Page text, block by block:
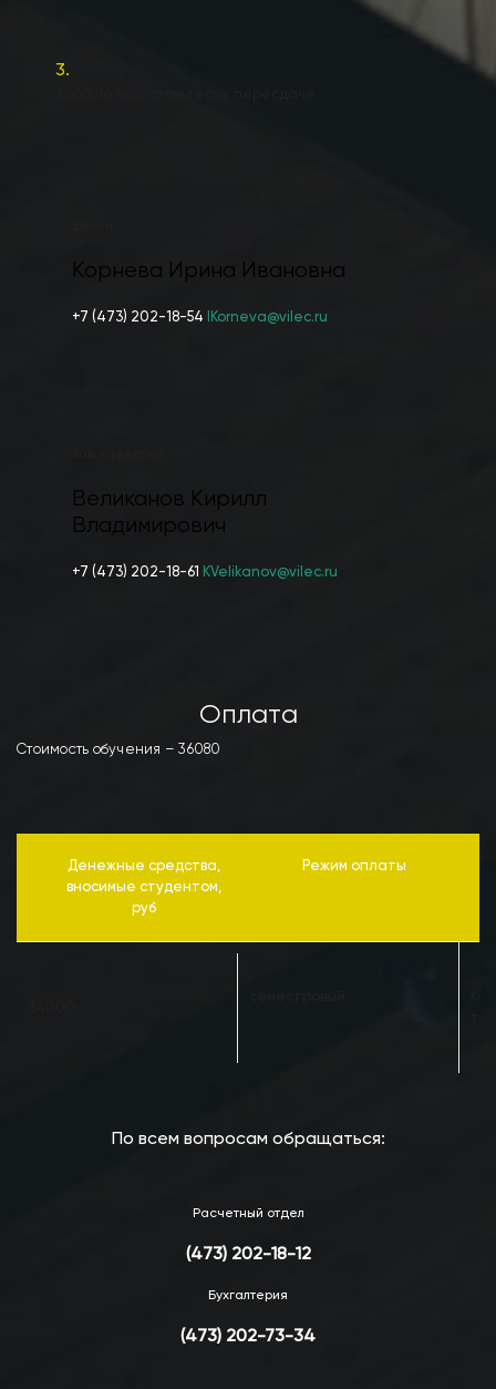
3.
Корнева Ирина Ивановна
+7 (473) 202-18-54 IKorneva@vilec.ru
Великанов Кирилл
Владимирович
+7 (473) 202-18-61 KVelikanov@vilec.ru
Оплата
Стоимость обучения – 36080
Денежные средства,
вносимые студентом,
руб
Режим оплаты
По всем вопросам обращаться:
Расчетный отдел
(473) 202-18-12
Бухгалтерия
(473) 202-73-34